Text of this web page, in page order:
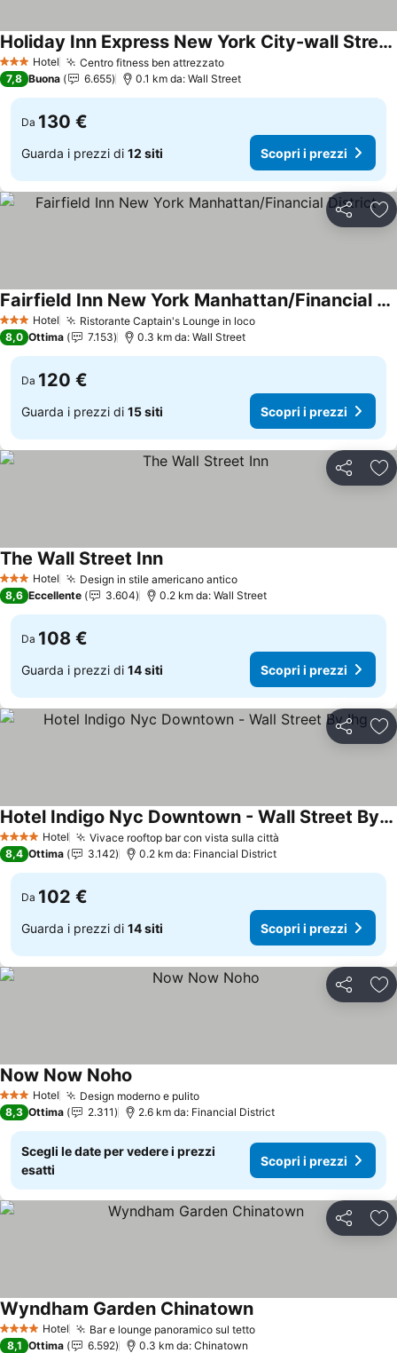
3 StelleHotel Centro fitness ben attrezzato
Holiday Inn Express New York City-wall Street By Ihg
7,8 Buona 6.655 0.1 km da: Wall Street
Da 130 €
Guarda i prezzi di 12 siti Scopri i prezzi
Condividi
3 StelleHotel Ristorante Captain's Lounge in loco
Fairfield Inn New York Manhattan/Financial District
8,0 Ottima 7.153 0.3 km da: Wall Street
Da 120 €
Guarda i prezzi di 15 siti Scopri i prezzi
Condividi
3 StelleHotel Design in stile americano antico
The Wall Street Inn
8,6 Eccellente 3.604 0.2 km da: Wall Street
Da 108 €
Guarda i prezzi di 14 siti Scopri i prezzi
Condividi
4 Stelle Hotel Vivace rooftop bar con vista sulla città
Hotel Indigo Nyc Downtown - Wall Street By Ihg
8,4 Ottima 3.142 0.2 km da: Financial District
Da 102 €
Guarda i prezzi di 14 siti Scopri i prezzi
Condividi
3 StelleHotel Design moderno e pulito
Now Now Noho
8,3 Ottima 2.311 2.6 km da: Financial District
Scegli le date per vedere i prezzi
esatti
Scopri i prezzi
Condividi
4 Stelle Hotel Bar e lounge panoramico sul tetto
Wyndham Garden Chinatown
8,1 Ottima 6.592 0.3 km da: Chinatown